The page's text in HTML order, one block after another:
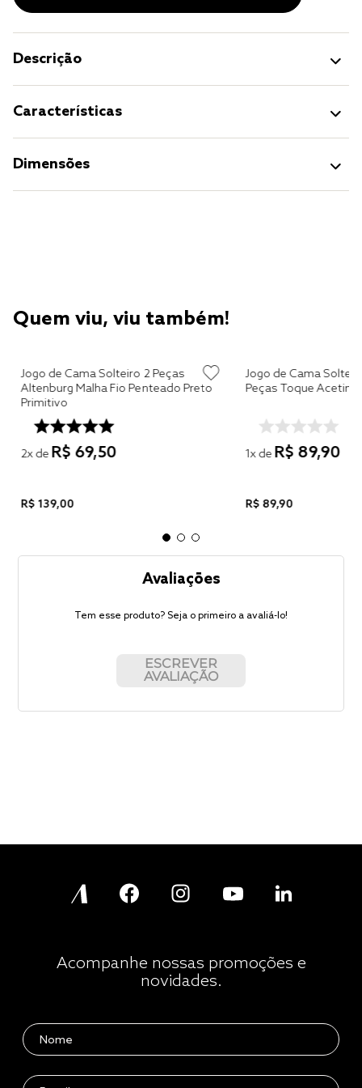
Descrição
Características
Dimensões
Quem viu, viu também!
Jogo de Cama Solteiro 2 Peças
Altenburg Malha Fio Penteado Preto
Primitivo
2x de R$ 69,50
R$ 139,00
Jogo de Cama
Peças Toque
1x de R$ 89,90
R$ 89,90
Avaliações
Tem esse produto? Seja o primeiro a avaliá-lo!
ESCREVER
AVALIAÇÃO
Acompanhe nossas promoções e
novidades.